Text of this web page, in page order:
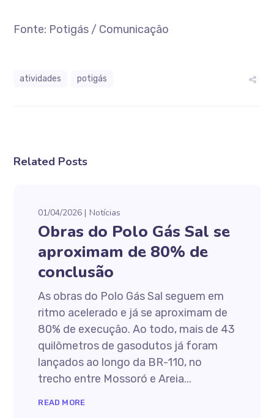
Fonte: Potigás / Comunicação
atividades potigás
Related Posts
01/04/2026 Notícias
Obras do Polo Gás Sal se
aproximam de 80% de
conclusão
As obras do Polo Gás Sal seguem em
ritmo acelerado e já se aproximam de
80% de execução. Ao todo, mais de 43
quilômetros de gasodutos já foram
lançados ao longo da BR-110, no
trecho entre Mossoró e Areia...
READ MORE